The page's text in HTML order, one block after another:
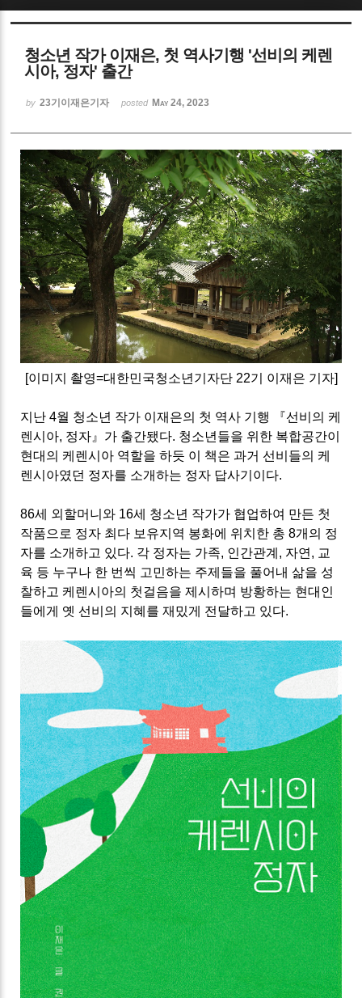
청소년 작가 이재은, 첫 역사기행 '선비의 케렌
시아, 정자' 출간
by 23기이재은기자 posted May 24, 2023
[이미지 촬영=대한민국청소년기자단 22기 이재은 기자]
지난 4월 청소년 작가 이재은의 첫 역사 기행 『선비의 케
렌시아, 정자』가 출간됐다. 청소년들을 위한 복합공간이
현대의 케렌시아 역할을 하듯 이 책은 과거 선비들의 케
렌시아였던 정자를 소개하는 정자 답사기이다.
86세 외할머니와 16세 청소년 작가가 협업하여 만든 첫
작품으로 정자 최다 보유지역 봉화에 위치한 총 8개의 정
자를 소개하고 있다. 각 정자는 가족, 인간관계, 자연, 교
육 등 누구나 한 번씩 고민하는 주제들을 풀어내 삶을 성
찰하고 케렌시아의 첫걸음을 제시하며 방황하는 현대인
들에게 옛 선비의 지혜를 재밌게 전달하고 있다.
Sketchbook5, 스케치북5
Sketchbook5, 스케치북5